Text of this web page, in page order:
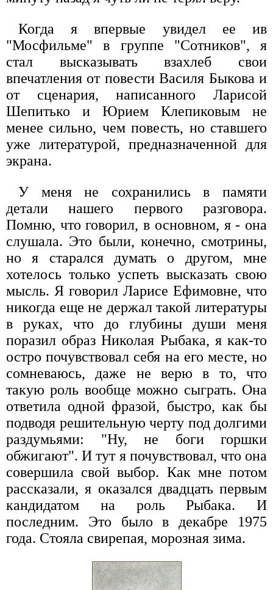
Когда я впервые увидел ее ив
"Мосфильме" в группе "Сотников", я
стал высказывать взахлеб свои
впечатления от повести Василя Быкова и
от сценария, написанного Ларисой
Шепитько и Юрием Клепиковым не
менее сильно, чем повесть, но ставшего
уже литературой, предназначенной для
экрана.
У меня не сохранились в памяти
детали нашего первого разговора.
Помню, что говорил, в основном, я - она
слушала. Это были, конечно, смотрины,
но я старался думать о другом, мне
хотелось только успеть высказать свою
мысль. Я говорил Ларисе Ефимовне, что
никогда еще не держал такой литературы
в руках, что до глубины души меня
поразил образ Николая Рыбака, я как-то
остро почувствовал себя на его месте, но
сомневаюсь, даже не верю в то, что
такую роль вообще можно сыграть. Она
ответила одной фразой, быстро, как бы
подводя решительную черту под долгими
раздумьями: "Ну, не боги горшки
обжигают". И тут я почувствовал, что она
совершила свой выбор. Как мне потом
рассказали, я оказался двадцать первым
кандидатом на роль Рыбака. И
последним. Это было в декабре 1975
года. Стояла свирепая, морозная зима.